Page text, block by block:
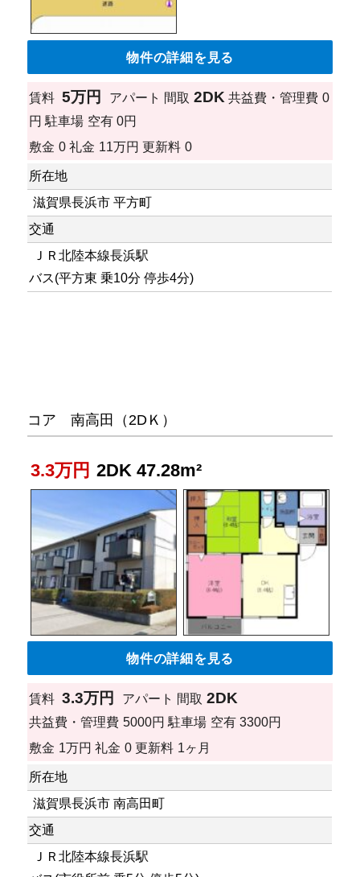
物件の詳細を見る
賃料 5万円 アパート 間取 2DK 共益費・管理費 0
円 駐車場 空有 0円
敷金 0 礼金 11万円 更新料 0
所在地
滋賀県長浜市 平方町
交通
ＪＲ北陸本線長浜駅
バス(平方東 乗10分 停歩4分)
コア 南高田（2DＫ）
3.3万円 2DK 47.28m²
物件の詳細を見る
賃料 3.3万円 アパート 間取 2DK
共益費・管理費 5000円 駐車場 空有 3300円
敷金 1万円 礼金 0 更新料 1ヶ月
所在地
滋賀県長浜市 南高田町
交通
ＪＲ北陸本線長浜駅